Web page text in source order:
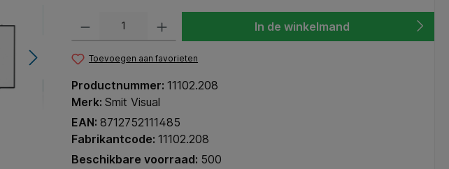
In de winkelmand
Toevoegen aan favorieten
Productnummer: 11102.208
Merk: Smit Visual
EAN: 8712752111485
Fabrikantcode: 11102.208
Beschikbare voorraad: 500